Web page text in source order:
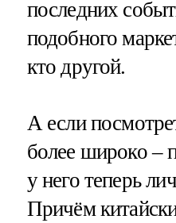
последних
подобного
кто другой.
А если
более широко –
у него теперь
Причём